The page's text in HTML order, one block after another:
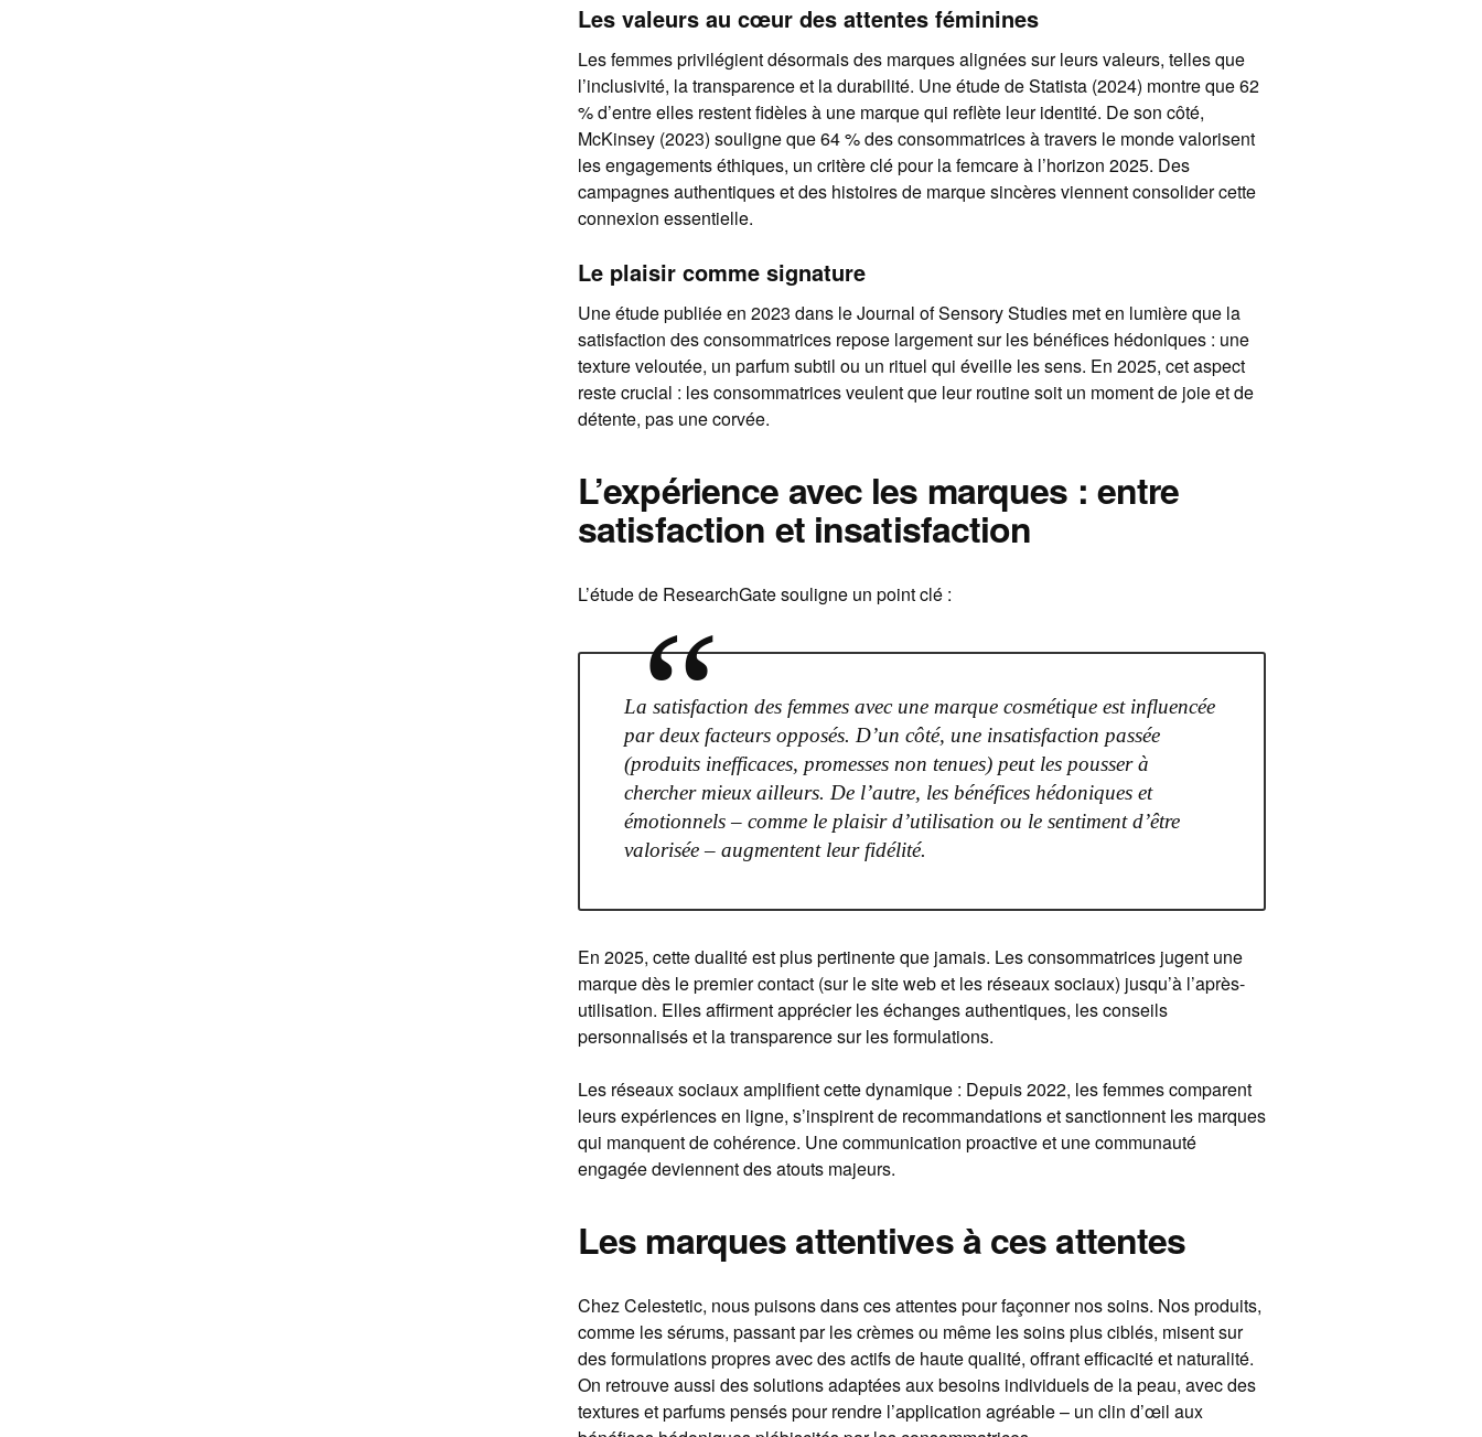
Les valeurs au cœur des attentes féminines
Les femmes privilégient désormais des marques alignées sur leurs valeurs, telles que
l’inclusivité, la transparence et la durabilité. Une étude de Statista (2024) montre que 62
% d’entre elles restent fidèles à une marque qui reflète leur identité. De son côté,
McKinsey (2023) souligne que 64 % des consommatrices à travers le monde valorisent
les engagements éthiques, un critère clé pour la femcare à l’horizon 2025. Des
campagnes authentiques et des histoires de marque sincères viennent consolider cette
connexion essentielle.
Le plaisir comme signature
Une étude publiée en 2023 dans le Journal of Sensory Studies met en lumière que la
satisfaction des consommatrices repose largement sur les bénéfices hédoniques : une
texture veloutée, un parfum subtil ou un rituel qui éveille les sens. En 2025, cet aspect
reste crucial : les consommatrices veulent que leur routine soit un moment de joie et de
détente, pas une corvée.
L’expérience avec les marques : entre
satisfaction et insatisfaction
L’étude de ResearchGate souligne un point clé :
“
La satisfaction des femmes avec une marque cosmétique est influencée
par deux facteurs opposés. D’un côté, une insatisfaction passée
(produits inefficaces, promesses non tenues) peut les pousser à
chercher mieux ailleurs. De l’autre, les bénéfices hédoniques et
émotionnels – comme le plaisir d’utilisation ou le sentiment d’être
valorisée – augmentent leur fidélité.
En 2025, cette dualité est plus pertinente que jamais. Les consommatrices jugent une
marque dès le premier contact (sur le site web et les réseaux sociaux) jusqu’à l’après-
utilisation. Elles affirment apprécier les échanges authentiques, les conseils
personnalisés et la transparence sur les formulations.
Les réseaux sociaux amplifient cette dynamique : Depuis 2022, les femmes comparent
leurs expériences en ligne, s’inspirent de recommandations et sanctionnent les marques
qui manquent de cohérence. Une communication proactive et une communauté
engagée deviennent des atouts majeurs.
Les marques attentives à ces attentes
Chez Celestetic, nous puisons dans ces attentes pour façonner nos soins. Nos produits,
comme les sérums, passant par les crèmes ou même les soins plus ciblés, misent sur
des formulations propres avec des actifs de haute qualité, offrant efficacité et naturalité.
On retrouve aussi des solutions adaptées aux besoins individuels de la peau, avec des
textures et parfums pensés pour rendre l’application agréable – un clin d’œil aux